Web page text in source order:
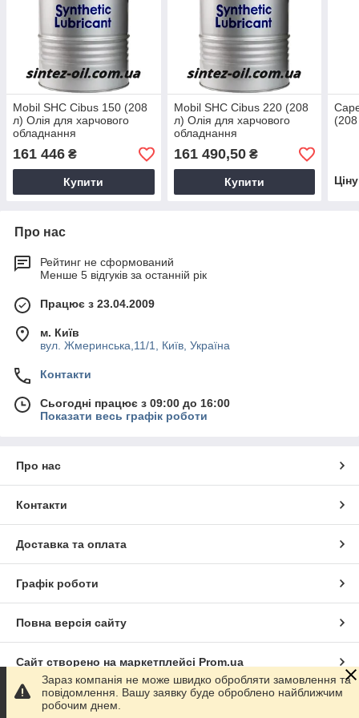
Mobil SHC Cibus 150 (208
л) Олія для харчового
обладнання
161 446 ₴
Купити
Mobil SHC Cibus 220 (208
л) Олія для харчового
обладнання
161 490,50₴
Купити
Про нас
Рейтинг не сформований
Менше 5 відгуків за останній рік
Працює з 23.04.2009
м. Київ
вул. Жмеринська,11/1, Київ, Україна
Контакти
Сьогодні працює з 09:00 до 16:00
Показати весь графік роботи
Про нас
Контакти
Доставка та оплата
Графік роботи
Повна версія сайту
Сайт створено на маркетплейсі Prom.ua
Політика конфіденційності
Зараз компанія не може швидко обробляти замовлення та
повідомлення. Вашу заявку буде оброблено найближчим
робочим днем.